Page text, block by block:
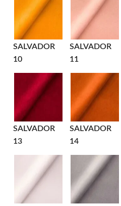
SALVADOR
10
SALVADOR
11
SALVADOR
13
SALVADOR
14